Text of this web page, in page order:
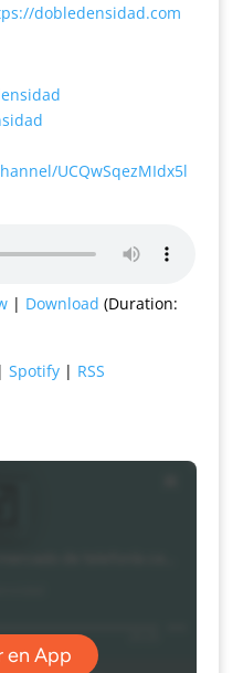
dobledensidad.com
UCQwSqezMIdx5l
| Download (Duration:
| Spotify| RSS